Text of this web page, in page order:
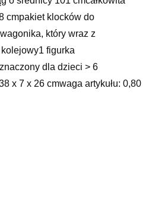
cmpakiet klocków do
który wraz z
figurka
dla dzieci > 6
x 7 x 26 cmwaga artykułu: 0,80